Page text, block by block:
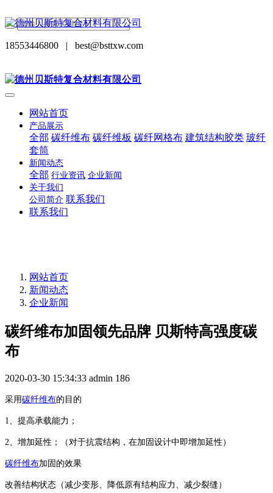
18553446800 | best@bsttxw.com
网站首页
产品展示
全部 碳纤维布 碳纤维板 碳纤网格布 建筑结构胶类 玻纤
套筒
新闻动态
全部 行业资讯 企业新闻
关于我们
公司简介 联系我们
联系我们
网站首页
新闻动态
企业新闻
碳纤维布加固领先品牌 贝斯特高强度碳
布
2020-03-30 15:34:33 admin 186
采用碳纤维布的目的
1 、提高承载能力；
2 、增加延性；（对于抗震结构，在加固设计中即增加延性）
碳纤维布加固的效果
改善结构状态（减少变形、降低原有结构应力、减少裂缝）